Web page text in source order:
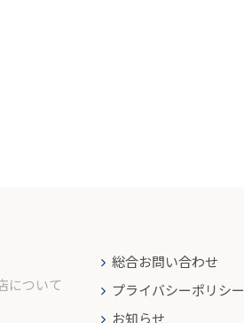
について
総合お問い合わせ
プライバシーポリシー
お知らせ